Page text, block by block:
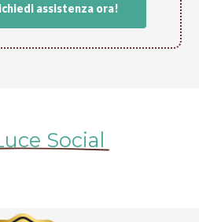
assistenza ora!
Social